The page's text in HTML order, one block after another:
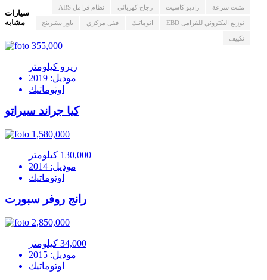
مثبت سرعة راديو كاسيت زجاج كهربائي نظام فرامل ABS
توزيع اليكتروني للفرامل EBD اتوماتيك قفل مركزي باور ستيرينج
تكييف
سيارات
مشابه
355,000
زيرو كيلومتر
موديل: 2019
اوتوماتيك
كيا جراند سيراتو
1,580,000
130,000 كيلومتر
موديل: 2014
اوتوماتيك
رانج روفر سبورت
2,850,000
34,000 كيلومتر
موديل: 2015
اوتوماتيك